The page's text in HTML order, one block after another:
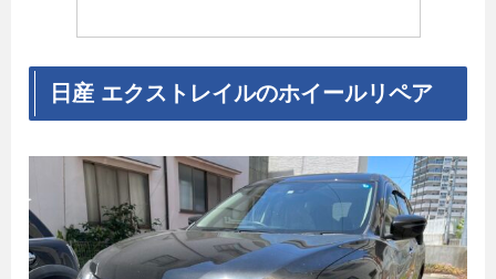
日産 エクストレイルのホイールリペア